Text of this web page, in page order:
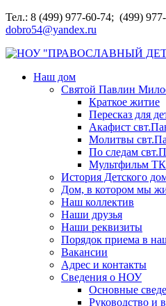
Перейти
к
Тел.: 8 (499) 977-60-74; (499)
dobro54@yandex.ru
НОУ "ПРАВОСЛАВНЫЙ
Наш дом
Святой Павлин
Краткое житие
Пересказ для
Акафист
Молитвы
По следам
Мультфильм
История Детского
Дом, в котором мы
Наш коллектив
Наши друзья
Наши реквизиты
Порядок приема в
Вакансии
Адрес и контакты
Сведения о НОУ
Основные
Руководство и